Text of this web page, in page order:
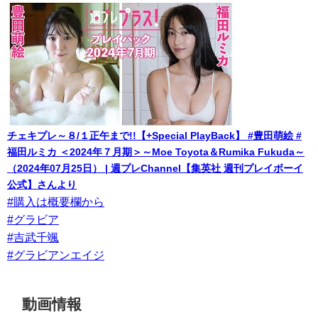
チェキプレ～８/１正午まで!!【+Special PlayBack】 #豊田萌絵 #
福田ルミカ ＜2024年７月期＞～Moe Toyota＆Rumika Fukuda～
（2024年07月25日） | 週プレChannel【集英社 週刊プレイボーイ
公式】さんより
#購入は概要欄から
#グラビア
#吉武千颯
#グラビアンエイジ
動画情報